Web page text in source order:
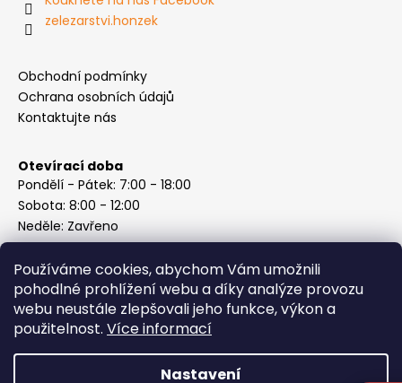
Používáme cookies, abychom Vám umožnili
pohodlné prohlížení webu a díky analýze provozu
webu neustále zlepšovali jeho funkce, výkon a
použitelnost. Více informací
Nastavení
zelezarstvi.honzek
Obchodní podmínky
Ochrana osobních údajů
Kontaktujte nás
Otevírací doba
Pondělí - Pátek: 7:00 - 18:00
Sobota: 8:00 - 12:00
Neděle: Zavřeno
Instagram